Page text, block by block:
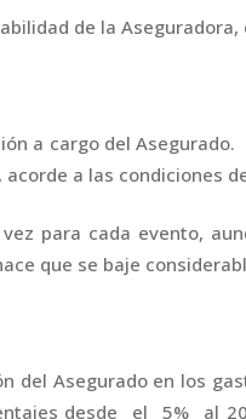
de la
a cargo del
a las condiciones
para cada evento,
que se baje
del Asegurado en los
desde el 5% al